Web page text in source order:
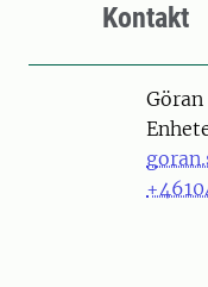
Kontakt
Person